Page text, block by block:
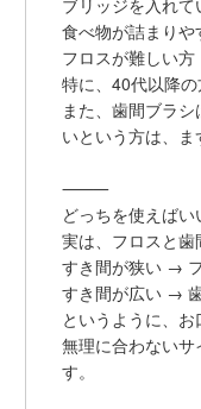
食べ物が詰まりや
フロスが難しい方
特に、 40代以降
また、歯間ブラ
いという方は、
⸻
どっちを使えばい
実は、フロスと歯
すき間が狭い →
すき間が広い →
というように、 お
無理に合わない
す。